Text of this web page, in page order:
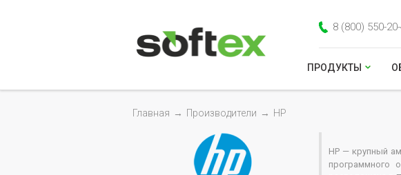
8 (800) 550-
ПРОДУКТЫ
Главная → Производители → HP
HP — крупный
программного